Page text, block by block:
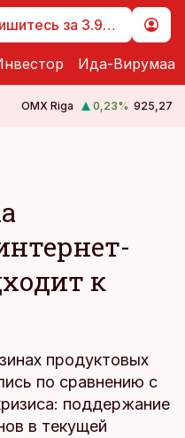
Подпишитесь за 3.99 €
Ида-Вирумаа
OMX Riga 0,23% 925,27
к
продуктовых
по сравнению с
поддержание
в текущей